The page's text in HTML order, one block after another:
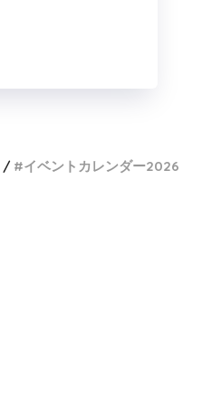
イベントカレンダー2026